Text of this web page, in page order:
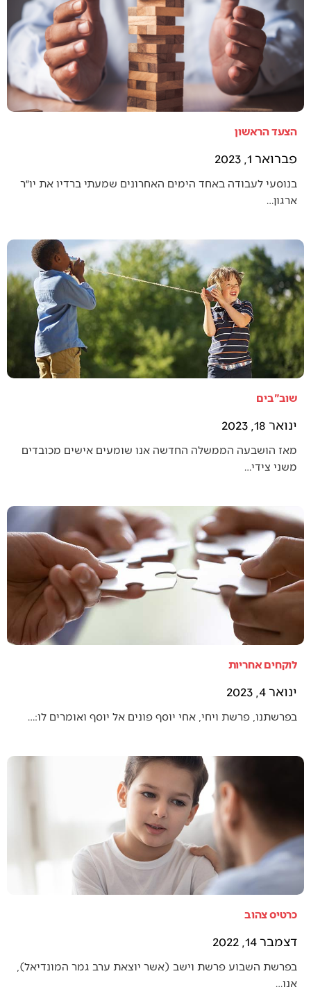
הצעד הראשון
פברואר 1, 2023
בנוסעי לעבודה באחד הימים האחרונים שמעתי ברדיו את יו״ר
ארגון…
שוב"בים
ינואר 18, 2023
מאז הושבעה הממשלה החדשה אנו שומעים אישים מכובדים
משני צידי…
לוקחים אחריות
ינואר 4, 2023
בפרשתנו, פרשת ויחי, אחי יוסף פונים אל יוסף ואומרים לו:…
כרטיס צהוב
דצמבר 14, 2022
בפרשת השבוע פרשת וישב (אשר יוצאת ערב גמר המונדיאל),
אנו…